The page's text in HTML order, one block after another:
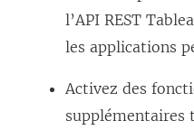
l’API REST
les applications
Activez des
supplémentaires